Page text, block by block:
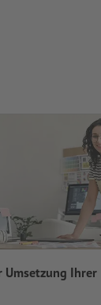
Umsetzung Ihrer